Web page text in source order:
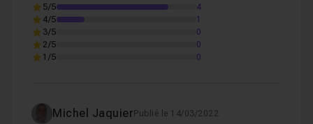
5/5
4
4/5
1
3/5
0
2/5
0
1/5
0
Michel Jaquier Publié le 14/03/2022